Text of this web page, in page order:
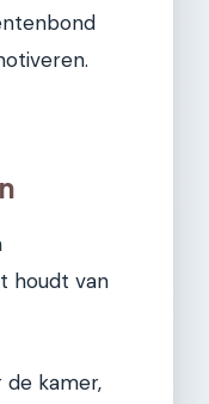
houdt van
kamer,